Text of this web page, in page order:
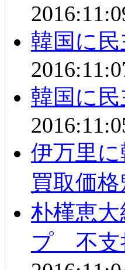
韓国に
韓国に
伊万里
買取価格
朴槿恵
プ 不支